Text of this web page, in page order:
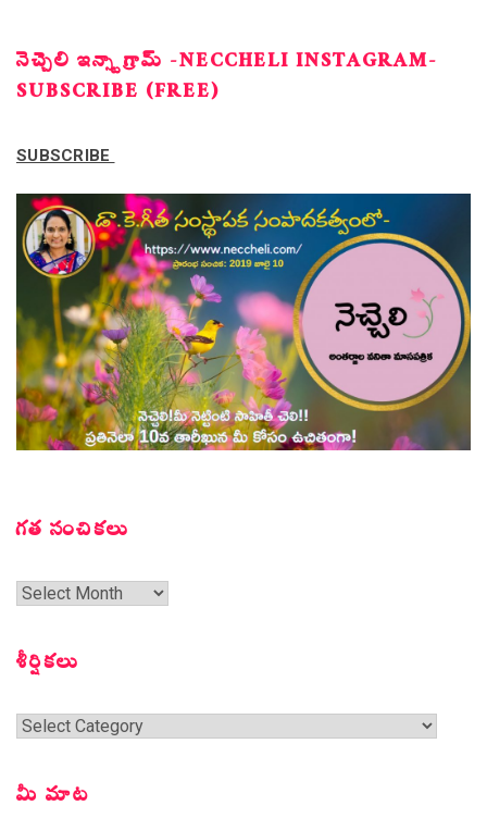
నెచ్చెలి ఇన్స్టాగ్రామ్ -NECCHELI INSTAGRAM-
SUBSCRIBE (FREE)
SUBSCRIBE
గత సంచికలు
గత
శీర్షికలు
శీర్షికలు
మీ మాట